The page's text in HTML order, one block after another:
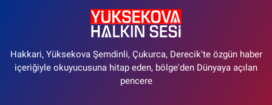
Hakkari, Yüksekova Şemdinli, Çukurca, Derecik'te özgün haber
içeriğiyle okuyucusuna hitap eden, bölge'den Dünyaya açılan
pencere